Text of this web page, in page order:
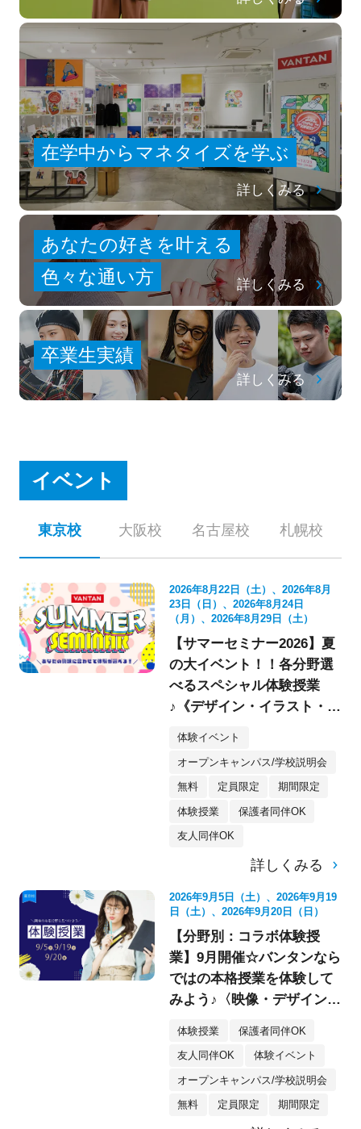
在学中からマネタイズを学ぶ
詳しくみる
あなたの好きを叶える
⾊々な通い⽅
詳しくみる
卒業生実績
詳しくみる
イベント
東京校 大阪校 名古屋校 札幌校
2026年8月22日（土）、2026年8月
23日（日）、2026年8月24日
（月）、2026年8月29日（土）
【サマーセミナー2026】夏
の大イベント！！各分野選
べるスペシャル体験授業
♪《デザイン・イラスト・映
体験イベント
オープンキャンパス/学校説明会
無料 定員限定 期間限定
体験授業 保護者同伴OK
友人同伴OK
詳しくみる
2026年9月5日（土）、2026年9月19
日（土）、2026年9月20日（日）
【分野別：コラボ体験授
業】9月開催☆バンタンなら
ではの本格授業を体験して
みよう♪〈映像・デザイン・
体験授業 保護者同伴OK
友人同伴OK 体験イベント
オープンキャンパス/学校説明会
無料 定員限定 期間限定